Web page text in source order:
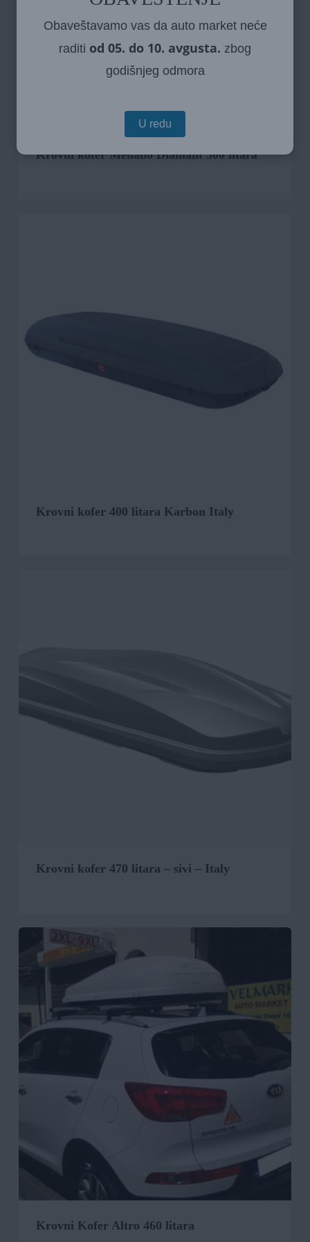
Krovni kofer Menabo Diamant 500 litara
Krovni kofer 400 litara Karbon Italy
Krovni kofer 470 litara – sivi – Italy
Krovni Kofer Altro 460 litara
Obaveštavamo vas da auto market neće
raditi od 05. do 10. avgusta. zbog
godišnjeg odmora
U redu